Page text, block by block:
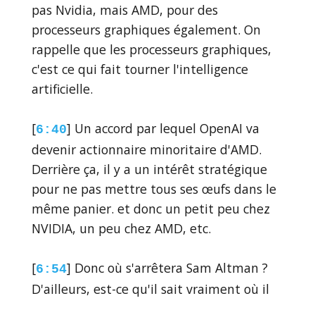
pas Nvidia, mais AMD, pour des
processeurs graphiques également. On
rappelle que les processeurs graphiques,
c'est ce qui fait tourner l'intelligence
artificielle.
[6:40] Un accord par lequel OpenAI va
devenir actionnaire minoritaire d'AMD.
Derrière ça, il y a un intérêt stratégique
pour ne pas mettre tous ses œufs dans le
même panier. et donc un petit peu chez
NVIDIA, un peu chez AMD, etc.
[6:54] Donc où s'arrêtera Sam Altman ?
D'ailleurs, est-ce qu'il sait vraiment où il